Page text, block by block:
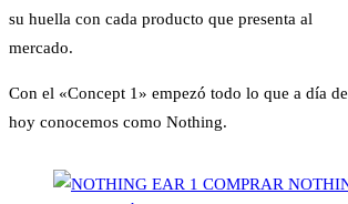
su huella con cada producto que presenta al
mercado.
Con el «Concept 1» empezó todo lo que a día de
hoy conocemos como Nothing.